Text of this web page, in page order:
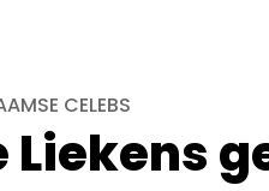
Liekens
CELEBS